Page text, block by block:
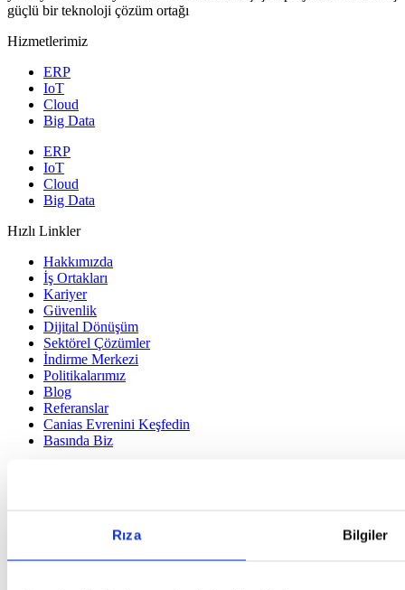
Rıza Bilgiler
güçlü bir teknoloji çözüm ortağı
Hizmetlerimiz
ERP
IoT
Cloud
Big Data
ERP
IoT
Cloud
Big Data
Hızlı Linkler
Hakkımızda
İş Ortakları
Kariyer
Güvenlik
Dijital Dönüşüm
Sektörel Çözümler
İndirme Merkezi
Politikalarımız
Blog
Referanslar
Canias Evrenini Keşfedin
Basında Biz
Dijital Dönüşüm